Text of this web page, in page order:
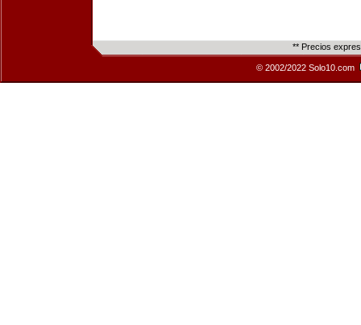
** Precios
© 2002/2022 Solo10.com